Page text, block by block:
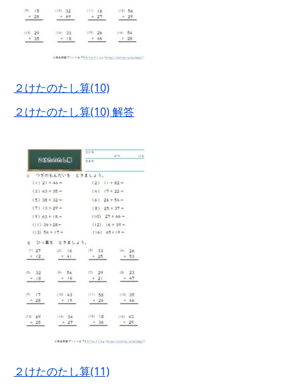
２けたのたし算(10)
２けたのたし算(10) 解答
２けたのたし算(11)